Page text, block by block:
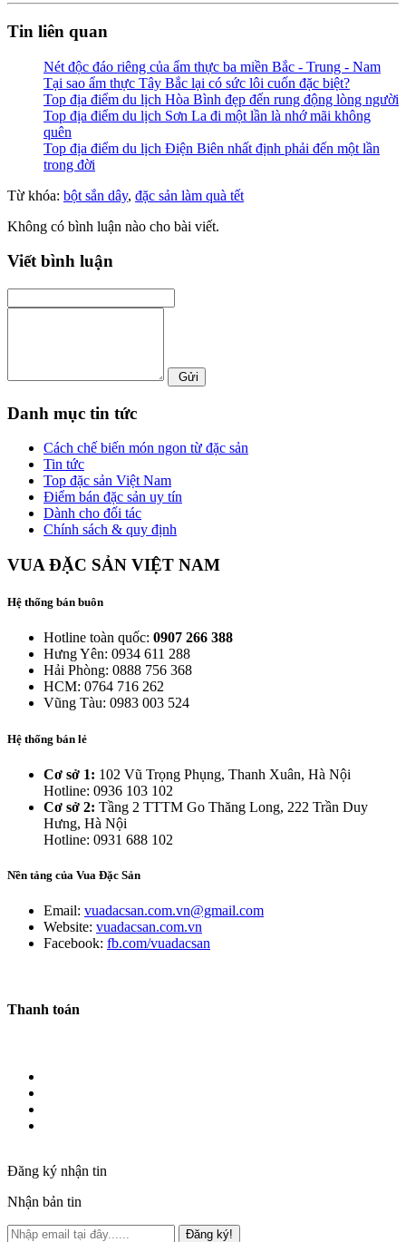
Tin liên quan
Nét độc đáo riêng của ẩm thực ba miền Bắc - Trung - Nam
Tại sao ẩm thực Tây Bắc lại có sức lôi cuốn đặc biệt?
Top địa điểm du lịch Hòa Bình đẹp đến rung động lòng người
Top địa điểm du lịch Sơn La đi một lần là nhớ mãi không
quên
Top địa điểm du lịch Điện Biên nhất định phải đến một lần
trong đời
Từ khóa: bột sắn dây, đặc sản làm quà tết
Không có bình luận nào cho bài viết.
Viết bình luận
Gửi
Danh mục tin tức
Cách chế biến món ngon từ đặc sản
Tin tức
Top đặc sản Việt Nam
Điểm bán đặc sản uy tín
Dành cho đối tác
Chính sách & quy định
VUA ĐẶC SẢN VIỆT NAM
Hệ thống bán buôn
Hotline toàn quốc: 0907 266 388
Hưng Yên: 0934 611 288
Hải Phòng: 0888 756 368
HCM: 0764 716 262
Vũng Tàu: 0983 003 524
Hệ thống bán lẻ
Cơ sở 1: 102 Vũ Trọng Phụng, Thanh Xuân, Hà Nội
Hotline: 0936 103 102
Cơ sở 2: Tầng 2 TTTM Go Thăng Long, 222 Trần Duy
Hưng, Hà Nội
Hotline: 0931 688 102
Nền tảng của Vua Đặc Sản
Email: vuadacsan.com.vn@gmail.com
Website: vuadacsan.com.vn
Facebook: fb.com/vuadacsan
Thanh toán
Đăng ký nhận tin
Nhận bản tin
Đăng ký!